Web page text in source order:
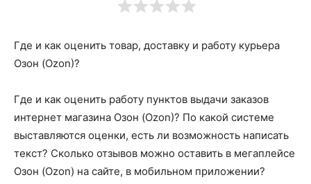
Где и как оценить товар, доставку и работу курьера
Озон (Ozon)?
Где и как оценить работу пунктов выдачи заказов
интернет магазина Озон (Ozon)? По какой системе
выставляются оценки, есть ли возможность написать
текст? Сколько отзывов можно оставить в мегаплейсе
Озон (Ozon) на сайте, в мобильном приложении?